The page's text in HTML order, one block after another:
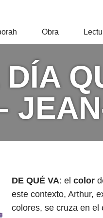
Obra
DE QUÉ VA: el color
este contexto, Arthur,
colores, se cruza en el